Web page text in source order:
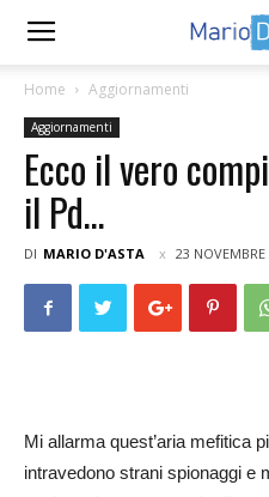
Home Aggiornamenti
Aggiornamenti
Ecco il vero
il Pd…
DI MARIO D'ASTA 23 NOVEMBRE
Mi allarma quest’aria mefitica
intravedono strani spionaggi e